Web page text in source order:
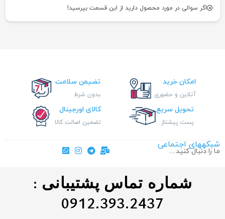
اگر سوالی در مورد محصول دارید از این قسمت بپرسید!
امکان خرید
آنلاین و حضوری
تضیمن سلامت
بدون شرط
تحویل سریع
پست پیشتاز
کالای اورجینال
تضمین اصالت کالا
شبکههای اجتماعی
ما را دنبال کنید…
شماره تماس پشتیبانی :
0912.393.2437